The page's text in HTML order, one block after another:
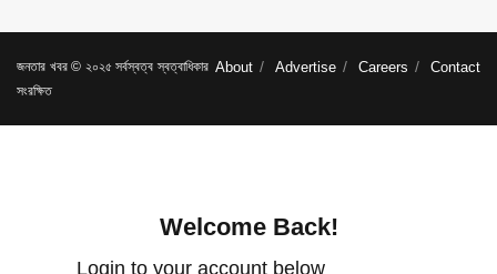
About Advertise Careers Contact
জনতার খবর © ২০২৫ সর্বস্বত্ব স্বত্বাধিকার
সংরক্ষিত
Welcome Back!
Login to your account below